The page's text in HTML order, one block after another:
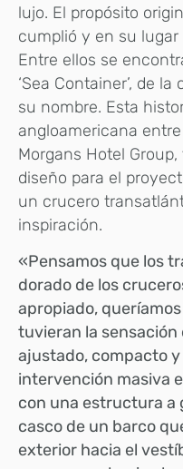
lujo. El propósito
cumplió y en su
Entre ellos se
‘Sea Container’, de
su nombre. Esta
angloamericana
Morgans Hotel
diseño para el
un crucero
inspiración.
«Pensamos que los
dorado de los
apropiado,
tuvieran la
ajustado, compacto
intervención masiva
con una estructura a
casco de un barco
exterior hacia el